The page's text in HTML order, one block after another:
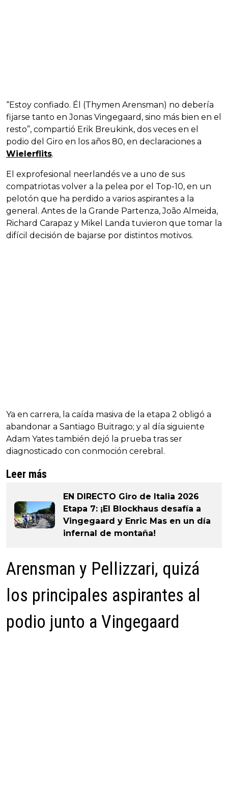
“Estoy confiado. Él (Thymen Arensman) no debería
fijarse tanto en Jonas Vingegaard, sino más bien en el
resto”, compartió Erik Breukink, dos veces en el
podio del Giro en los años 80, en declaraciones a
Wielerflits.
El exprofesional neerlandés ve a uno de sus
compatriotas volver a la pelea por el Top-10, en un
pelotón que ha perdido a varios aspirantes a la
general. Antes de la Grande Partenza, João Almeida,
Richard Carapaz y Mikel Landa tuvieron que tomar la
difícil decisión de bajarse por distintos motivos.
Ya en carrera, la caída masiva de la etapa 2 obligó a
abandonar a Santiago Buitrago; y al día siguiente
Adam Yates también dejó la prueba tras ser
diagnosticado con conmoción cerebral.
Leer más
EN DIRECTO Giro de Italia 2026
Etapa 7: ¡El Blockhaus desafía a
Vingegaard y Enric Mas en un día
infernal de montaña!
Arensman y Pellizzari, quizá
los principales aspirantes al
podio junto a Vingegaard